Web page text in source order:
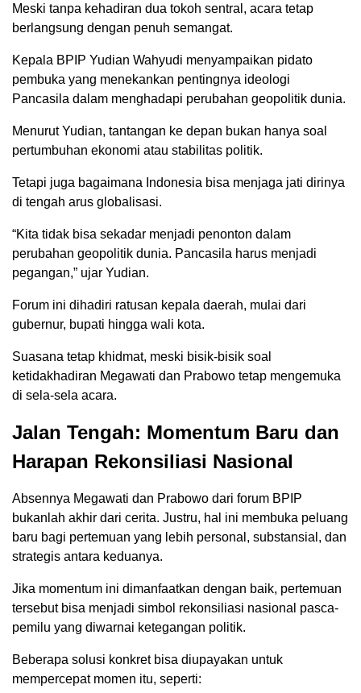
Meski tanpa kehadiran dua tokoh sentral, acara tetap
berlangsung dengan penuh semangat.
Kepala BPIP Yudian Wahyudi menyampaikan pidato
pembuka yang menekankan pentingnya ideologi
Pancasila dalam menghadapi perubahan geopolitik dunia.
Menurut Yudian, tantangan ke depan bukan hanya soal
pertumbuhan ekonomi atau stabilitas politik.
Tetapi juga bagaimana Indonesia bisa menjaga jati dirinya
di tengah arus globalisasi.
“Kita tidak bisa sekadar menjadi penonton dalam
perubahan geopolitik dunia. Pancasila harus menjadi
pegangan,” ujar Yudian.
Forum ini dihadiri ratusan kepala daerah, mulai dari
gubernur, bupati hingga wali kota.
Suasana tetap khidmat, meski bisik-bisik soal
ketidakhadiran Megawati dan Prabowo tetap mengemuka
di sela-sela acara.
Jalan Tengah: Momentum Baru dan
Harapan Rekonsiliasi Nasional
Absennya Megawati dan Prabowo dari forum BPIP
bukanlah akhir dari cerita. Justru, hal ini membuka peluang
baru bagi pertemuan yang lebih personal, substansial, dan
strategis antara keduanya.
Jika momentum ini dimanfaatkan dengan baik, pertemuan
tersebut bisa menjadi simbol rekonsiliasi nasional pasca-
pemilu yang diwarnai ketegangan politik.
Beberapa solusi konkret bisa diupayakan untuk
mempercepat momen itu, seperti: